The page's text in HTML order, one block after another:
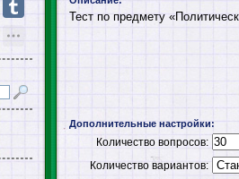
Тест по предмету
Дополнительные настройки:
Количество вопросов:
Количество вариантов: